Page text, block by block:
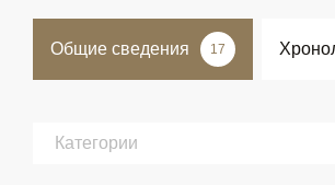
Общие сведения 17
Категории